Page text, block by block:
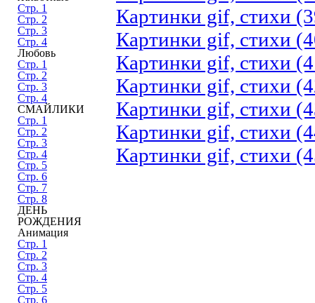
Стр. 1
Стр. 2
Стр. 3
Стр. 4
Любовь
Стр. 1
Стр. 2
Стр. 3
Стр. 4
СМАЙЛИКИ
Стр. 1
Стр. 2
Стр. 3
Стр. 4
Стр. 5
Стр. 6
Стр. 7
Стр. 8
ДЕНЬ
РОЖДЕНИЯ
Анимация
Стр. 1
Стр. 2
Стр. 3
Стр. 4
Стр. 5
Стр. 6
Картинки gif, стихи
Картинки gif, стихи
Картинки gif, стихи
Картинки gif, стихи
Картинки gif, стихи
Картинки gif, стихи
Картинки gif, стихи